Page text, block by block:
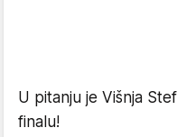
U pitanju je Višnja
finalu!